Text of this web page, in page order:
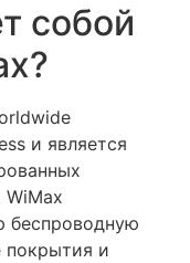
собой
и является
WiMax
беспроводную
покрытия и